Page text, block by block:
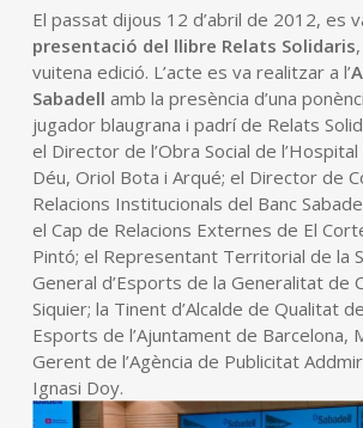
El passat dijous 12 d’abril de 2012, es
presentació del llibre Relats Solidaris
vuitena edició. L’acte es va realitzar a l’
Sabadell amb la presència d’una
jugador blaugrana i padrí de Relats
el Director de l’Obra Social de l’Hospital
Déu, Oriol Bota i Arqué; el Director de
Relacions Institucionals del Banc
el Cap de Relacions Externes de El
Pintó; el Representant Territorial de la
General d’Esports de la Generalitat de
Siquier; la Tinent d’Alcalde de Qualitat
Esports de l’Ajuntament de Barcelona,
Gerent de l’Agència de Publicitat
Ignasi Doy.